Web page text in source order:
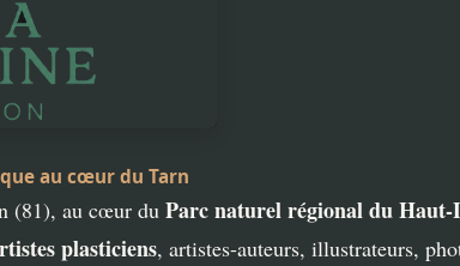
au cœur du Tarn
(81), au cœur du Parc naturel régional du Haut-
plasticiens, artistes-auteurs, illustrateurs,